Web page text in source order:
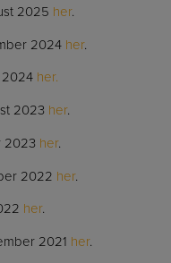
2025 her.
2024 her.
her.
2023 her.
2023 her.
2022 her.
her.
2021 her.